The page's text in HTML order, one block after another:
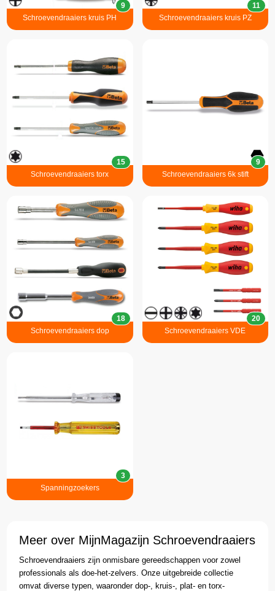
Meer over MijnMagazijn Schroevendraaiers
Schroevendraaiers zijn onmisbare gereedschappen voor zowel
professionals als doe-het-zelvers. Onze uitgebreide collectie
omvat diverse typen, waaronder dop-, kruis-, plat- en torx-
Schroevendraaiers kruis PH
9
Schroevendraaiers kruis PZ
11
Schroevendraaiers torx
15
Schroevendraaiers 6k stift
9
Schroevendraaiers dop
18
Schroevendraaiers VDE
20
Spanningzoekers
3